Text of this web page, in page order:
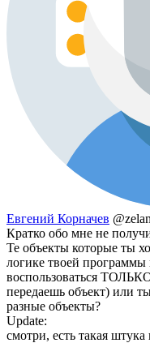
Евгений Корначев @zelan
Кратко обо мне не
Те объекты которые ты
логике твоей
воспользоваться
передаешь объект) или
разные объекты?
Update:
смотри, есть такая